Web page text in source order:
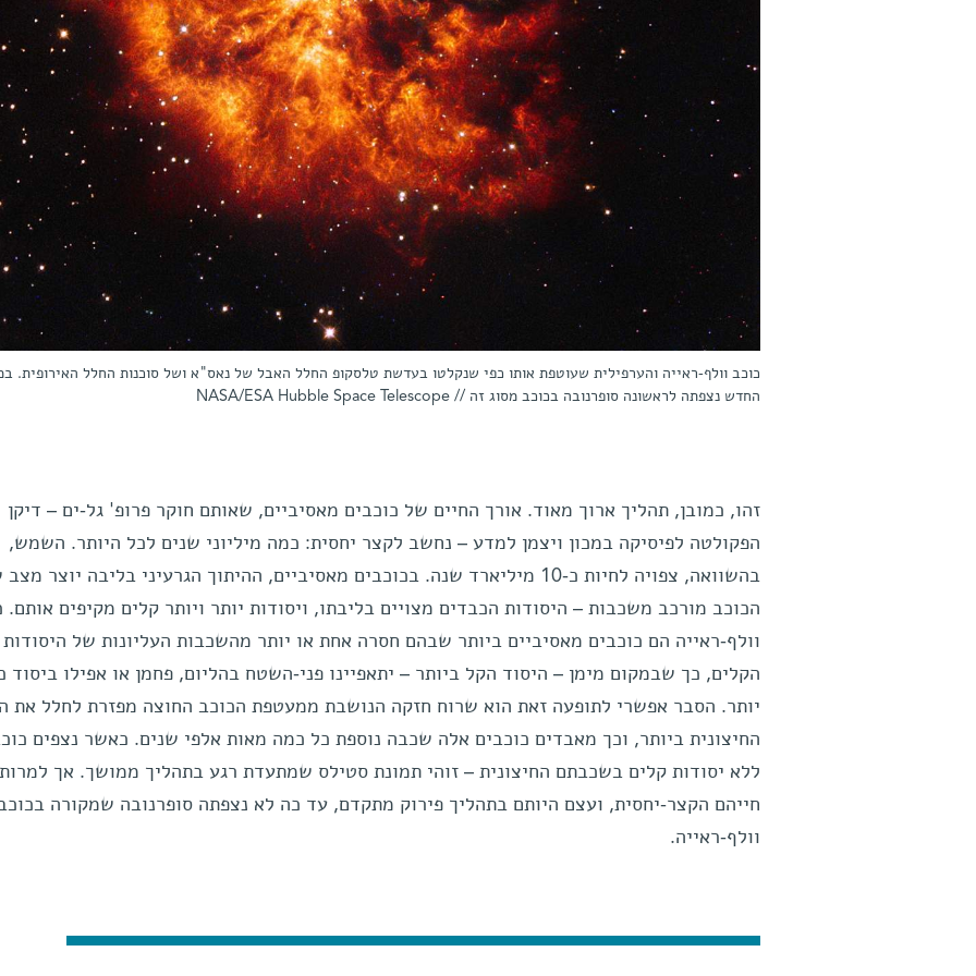
כוכב וולף-ראייה והערפילית שעוטפת אותו כפי שנקלטו בעדשת טלסקופ החלל האבל של נאס"א ושל סוכנות החלל האירופית.
החדש נצפתה לראשונה סופרנובה בכוכב מסוג זה // NASA/ESA Hubble Space Telescope
זהו, כמובן, תהליך ארוך מאוד. אורך החיים של כוכבים מאסיביים, שאותם חוקר פרופ' גל-ים – דיקן
הפקולטה לפיסיקה במכון ויצמן למדע – נחשב לקצר יחסית: כמה מיליוני שנים לכל היותר. השמש,
בהשוואה, צפויה לחיות כ-10 מיליארד שנה. בכוכבים מאסיביים, ההיתוך הגרעיני בליבה יוצר
הכוכב מורכב משכבות – היסודות הכבדים מצויים בליבתו, ויסודות יותר ויותר קלים מקיפים אותם.
וולף-ראייה הם כוכבים מאסיביים ביותר שבהם חסרה אחת או יותר מהשכבות העליונות של היסודות
הקלים, כך שבמקום מימן – היסוד הקל ביותר – יתאפיינו פני-השטח בהליום, פחמן או אפילו ביסוד
יותר. הסבר אפשרי לתופעה זאת הוא שרוח חזקה הנושבת ממעטפת הכוכב החוצה מפזרת לחלל את
החיצונית ביותר, וכך מאבדים כוכבים אלה שכבה נוספת כל כמה מאות אלפי שנים. כאשר נצפים
ללא יסודות קלים בשכבתם החיצונית – זוהי תמונת סטילס שמתעדת רגע בתהליך ממושך. אך
חייהם הקצר-יחסית, ועצם היותם בתהליך פירוק מתקדם, עד כה לא נצפתה סופרנובה שמקורה
וולף-ראייה.